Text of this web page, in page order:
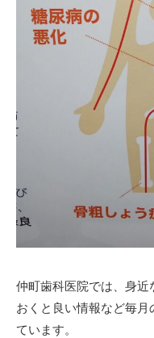
仲町歯科医院では、身近
おくと良い情報など毎
ています。